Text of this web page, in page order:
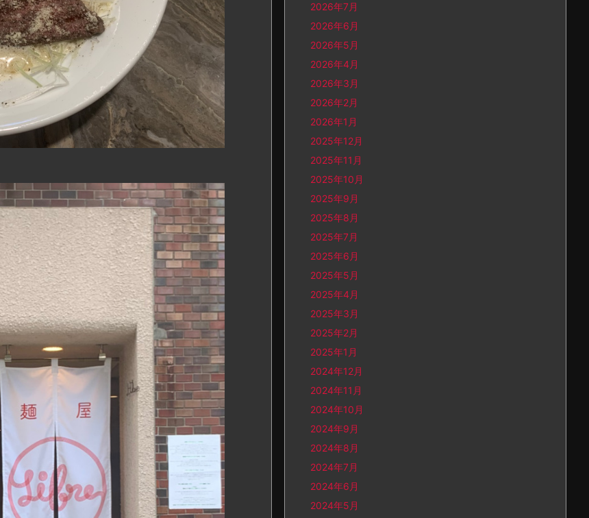
2026年7月
2026年6月
2026年5月
2026年4月
2026年3月
2026年2月
2026年1月
2025年12月
2025年11月
2025年10月
2025年9月
2025年8月
2025年7月
2025年6月
2025年5月
2025年4月
2025年3月
2025年2月
2025年1月
2024年12月
2024年11月
2024年10月
2024年9月
2024年8月
2024年7月
2024年6月
2024年5月